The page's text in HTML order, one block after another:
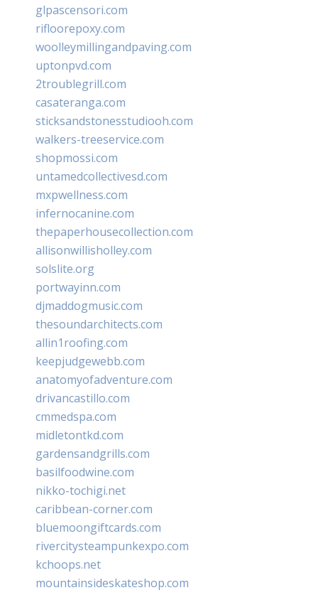
glpascensori.com
rifloorepoxy.com
woolleymillingandpaving.com
uptonpvd.com
2troublegrill.com
casateranga.com
sticksandstonesstudiooh.com
walkers-treeservice.com
shopmossi.com
untamedcollectivesd.com
mxpwellness.com
infernocanine.com
thepaperhousecollection.com
allisonwillisholley.com
solslite.org
portwayinn.com
djmaddogmusic.com
thesoundarchitects.com
allin1roofing.com
keepjudgewebb.com
anatomyofadventure.com
drivancastillo.com
cmmedspa.com
midletontkd.com
gardensandgrills.com
basilfoodwine.com
nikko-tochigi.net
caribbean-corner.com
bluemoongiftcards.com
rivercitysteampunkexpo.com
kchoops.net
mountainsideskateshop.com